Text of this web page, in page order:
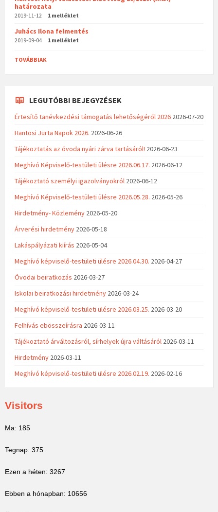
határozata
2019-11-12 1 melléklet
Juhács Ilona felmentés
2019-09-04 1 melléklet
TOVÁBBIAK
LEGUTÓBBI BEJEGYZÉSEK
Értesítő tanévkezdési támogatás lehetőségéről 2026 2026-07-20
Hantosi Jurta Napok 2026. 2026-06-26
Tájékoztatás az óvoda nyári zárva tartásáról! 2026-06-23
Meghívó Képviselő-testületi ülésre 2026.06.17. 2026-06-12
Tájékoztató személyi igazolványokról 2026-06-12
Meghívó Képviselő-testületi ülésre 2026.05.28. 2026-05-26
Hirdetmény- Közlemény 2026-05-20
Árverési hirdetmény 2026-05-18
Lakáspályázati kiírás 2026-05-04
Meghívó képviselő-testületi ülésre 2026.04.30. 2026-04-27
Óvodai beiratkozás 2026-03-27
Iskolai beiratkozási hirdetmény 2026-03-24
Meghívó képviselő-testületi ülésre 2026.03.25. 2026-03-20
Felhívás ebösszeírásra 2026-03-11
Tájékoztató árváltozásról, sírhelyek újra váltásáról 2026-03-11
Hirdetmény 2026-03-11
Meghívó képviselő-testületi ülésre 2026.02.19. 2026-02-16
Visitors
Ma: 185
Tegnap: 375
Ezen a héten: 3267
Ebben a hónapban: 10656